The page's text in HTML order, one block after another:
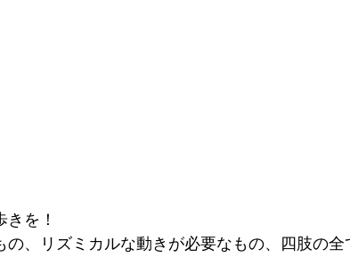
を！
の、リズミカルな動きが必要なもの、四肢の